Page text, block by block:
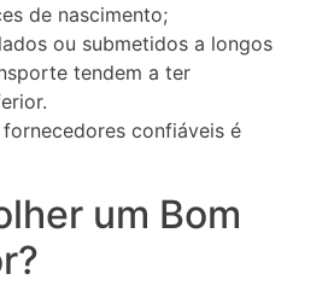
de nascimento;
ou submetidos a longos
tendem a ter
confiáveis é
um Bom